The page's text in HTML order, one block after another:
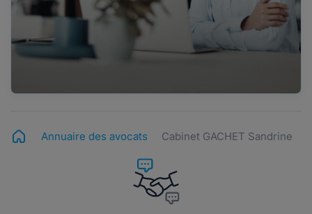
Annuaire des avocats Cabinet GACHET Sandrine